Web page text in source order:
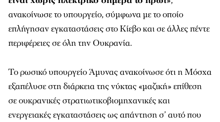
ανακοίνωσε το υπουργείο, σύμφωνα με το οποίο
επλήγησαν εγκαταστάσεις στο Κίεβο και σε άλλες πέντε
περιφέρειες σε όλη την Ουκρανία.
Το ρωσικό υπουργείο Άμυνας ανακοίνωσε ότι η Μόσχα
εξαπέλυσε στη διάρκεια της νύκτας «μαζική» επίθεση
σε ουκρανικές στρατιωτικοβιομηχανικές και
ενεργειακές εγκαταστάσεις ως απάντηση σ’ αυτό που